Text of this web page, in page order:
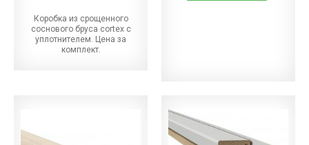
Коробка из срощенного
соснового бруса cortex с
уплотнителем. Цена за
комплект.